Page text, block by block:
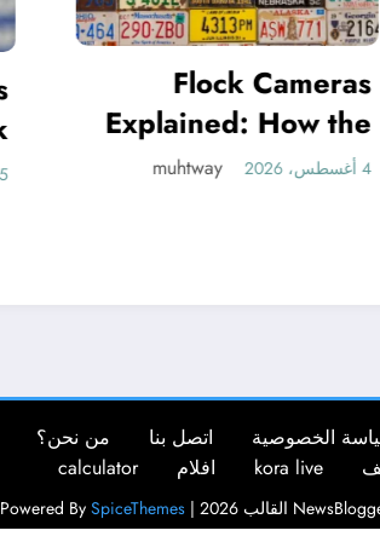
Flock Cameras
Explained: How the
License Plate
4 أغسطس، 2026
الخصوصية اتصل بنا من نحن؟
kora live افلام calculator
القالب 2026 | Powered By SpiceThemes